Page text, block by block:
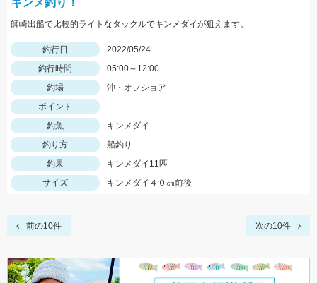
キンメ釣り！
師崎出船で比較的ライトなタックルでキンメダイが狙えます。
釣行日
2022/05/24
釣行時間
05:00～12:00
釣場
沖・オフショア
ポイント
釣魚
キンメダイ
釣り方
船釣り
釣果
キンメダイ11匹
サイズ
キンメダイ４０㎝前後
前の10件 次の10件